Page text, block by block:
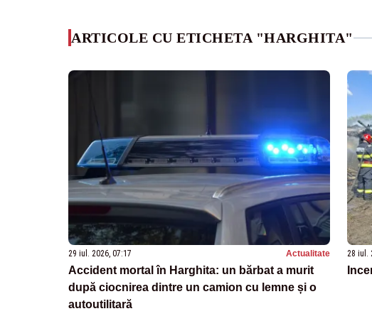
ARTICOLE CU ETICHETA "HARGHITA"
29 iul. 2026, 07:17 Actualitate
Accident mortal în Harghita: un bărbat a murit
după ciocnirea dintre un camion cu lemne și o
autoutilitară
28 iul.